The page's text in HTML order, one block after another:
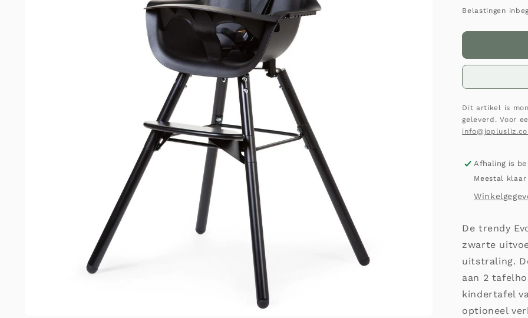
prijs
Belastingen
Dit artikel is
geleverd. Voor
Afhaling is
Meestal klaar
De trendy
zwarte
uitstraling.
aan 2
kindertafel
optioneel